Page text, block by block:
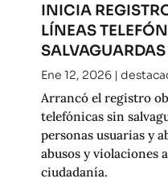
INICIA
LÍNEAS
Ene 12, 2026|
Arrancó el registro
telefónicas sin
personas usuarias y
abusos y violaciones
ciudadanía.